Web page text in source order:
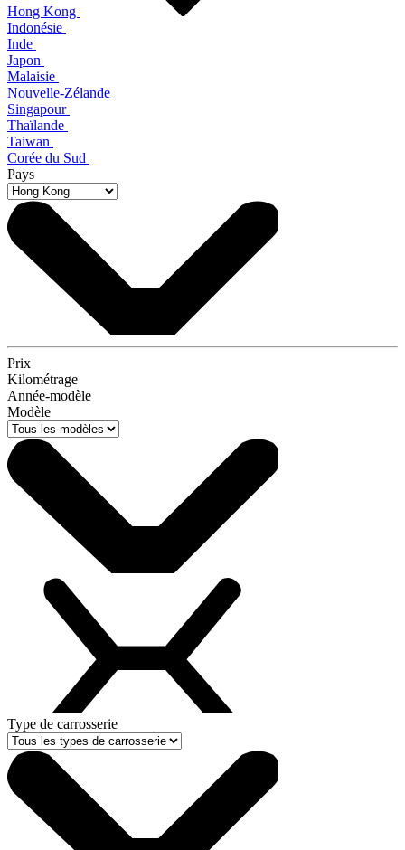
Hong Kong
Indonésie
Inde
Japon
Malaisie
Nouvelle-Zélande
Singapour
Thaïlande
Taiwan
Corée du Sud
Pays
Prix
Kilométrage
Année-modèle
Modèle
Type de carrosserie